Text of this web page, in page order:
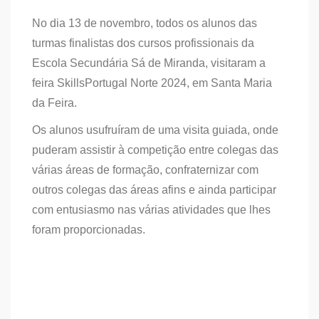
No dia 13 de novembro, todos os alunos das
turmas finalistas dos cursos profissionais da
Escola Secundária Sá de Miranda, visitaram a
feira SkillsPortugal Norte 2024, em Santa Maria
da Feira.
Os alunos usufruíram de uma visita guiada, onde
puderam assistir à competição entre colegas das
várias áreas de formação, confraternizar com
outros colegas das áreas afins e ainda participar
com entusiasmo nas várias atividades que lhes
foram proporcionadas.